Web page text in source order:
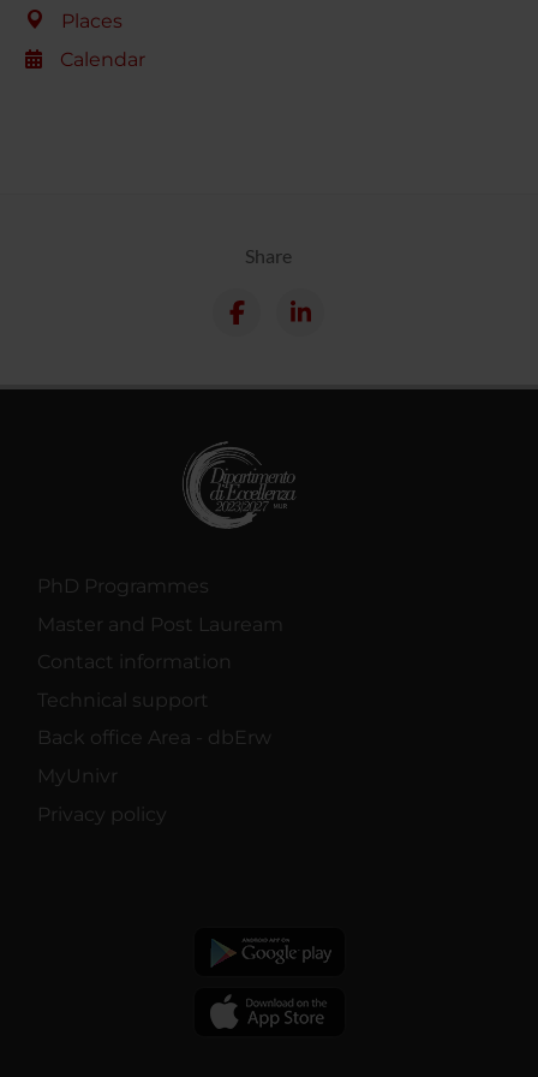
Places
Calendar
Share
PhD Programmes
Master and Post Lauream
Contact information
Technical support
Back office Area - dbErw
MyUnivr
Privacy policy